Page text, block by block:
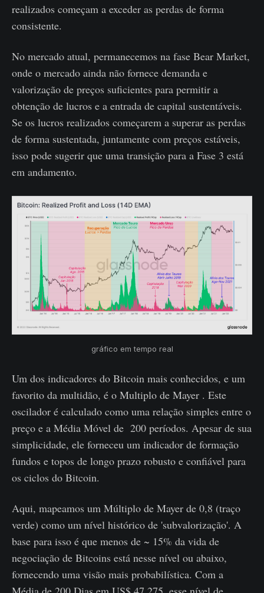
realizados começam a exceder as perdas de forma
consistente.
No mercado atual, permanecemos na fase Bear Market,
onde o mercado ainda não fornece demanda e
valorização de preços suficientes para permitir a
obtenção de lucros e a entrada de capital sustentáveis.
Se os lucros realizados começarem a superar as perdas
de forma sustentada, juntamente com preços estáveis,
isso pode sugerir que uma transição para a Fase 3 está
em andamento.
gráfico em tempo real
Um dos indicadores do Bitcoin mais conhecidos, e um
favorito da multidão, é o Multiplo de Mayer . Este
oscilador é calculado como uma relação simples entre o
preço e a Média Móvel de 200 períodos. Apesar de sua
simplicidade, ele forneceu um indicador de formação
fundos e topos de longo prazo robusto e confiável para
os ciclos do Bitcoin.
Aqui, mapeamos um Múltiplo de Mayer de 0,8 (traço
verde) como um nível histórico de 'subvalorização'. A
base para isso é que menos de ~ 15% da vida de
negociação de Bitcoins está nesse nível ou abaixo,
fornecendo uma visão mais probabilística. Com a